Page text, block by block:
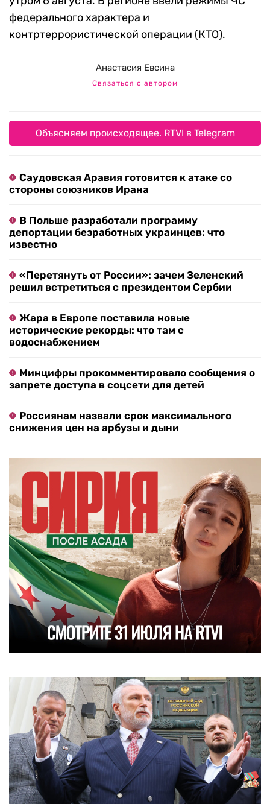
федерального характера и
контртеррористической операции (КТО).
Анастасия Евсина
Связаться с автором
Объясняем происходящее. RTVI в Telegram
Саудовская Аравия готовится к атаке со
стороны союзников Ирана
В Польше разработали программу
депортации безработных украинцев: что
известно
«Перетянуть от России»: зачем Зеленский
решил встретиться с президентом Сербии
Жара в Европе поставила новые
исторические рекорды: что там с
водоснабжением
Минцифры прокомментировало сообщения о
запрете доступа в соцсети для детей
Россиянам назвали срок максимального
снижения цен на арбузы и дыни